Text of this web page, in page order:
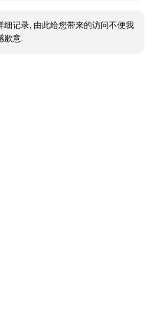
细记录, 由此给您带来的访问不便我
歉意.